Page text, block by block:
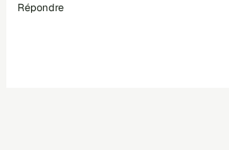
Répondre